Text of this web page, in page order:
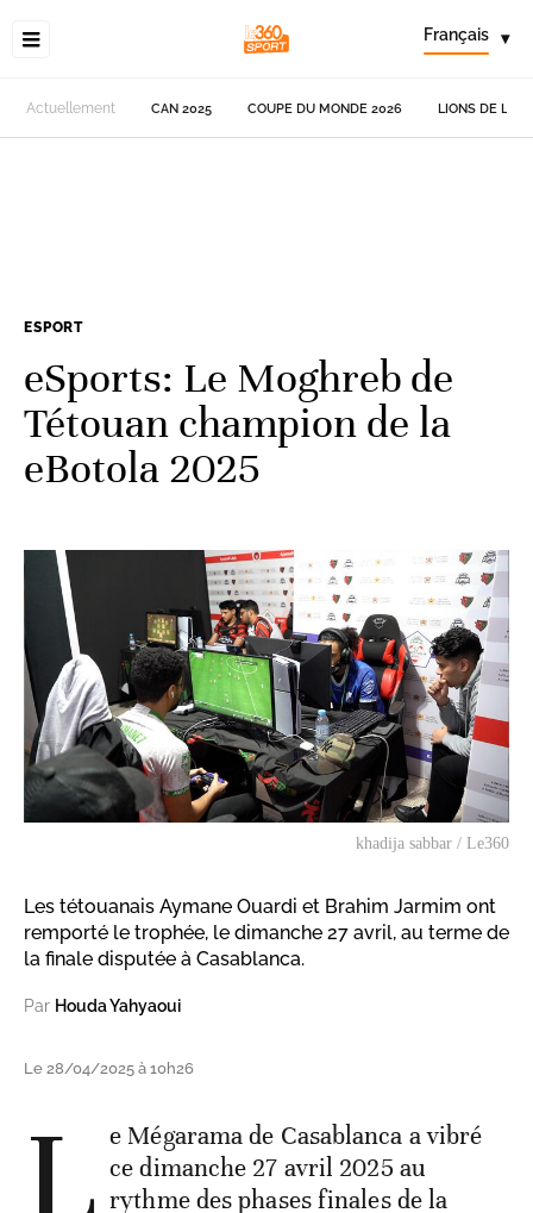
Français ▾
Actuellement CAN 2025 COUPE DU MONDE 2026 LIONS DE
ESPORT
eSports: Le Moghreb de
Tétouan champion de la
eBotola 2025
khadija sabbar / Le360
Les tétouanais Aymane Ouardi et Brahim Jarmim ont
remporté le trophée, le dimanche 27 avril, au terme de
la finale disputée à Casablanca.
Par Houda Yahyaoui
Le 28/04/2025 à 10h26
L e Mégarama de Casablanca a vibré
ce dimanche 27 avril 2025 au
rythme des phases finales de la